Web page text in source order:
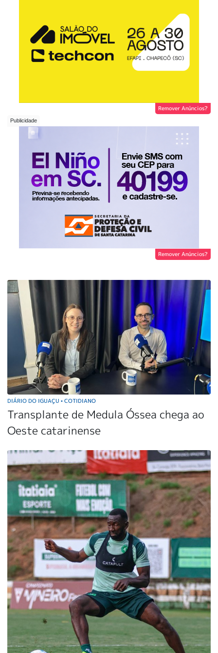
Remover Anúncios?
Remover Anúncios?
DIÁRIO DO IGUAÇU • COTIDIANO
Transplante de Medula Óssea chega ao
Oeste catarinense